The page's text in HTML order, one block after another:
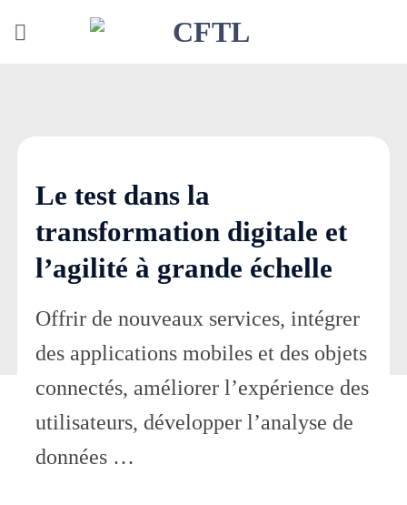
Le test dans la
transformation digitale et
l’agilité à grande échelle
Offrir de nouveaux services, intégrer
des applications mobiles et des objets
connectés, améliorer l’expérience des
utilisateurs, développer l’analyse de
données …